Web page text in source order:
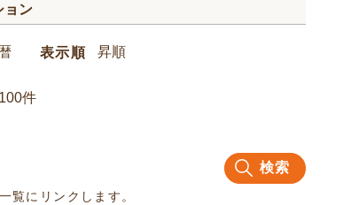
ョン
表示順
検索
覧にリンクします。